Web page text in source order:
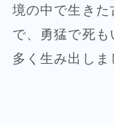
境の中で生きた
で、勇猛で死
多く生み出しま